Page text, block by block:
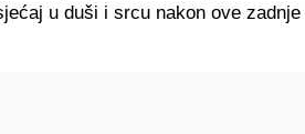
u duši i srcu nakon ove